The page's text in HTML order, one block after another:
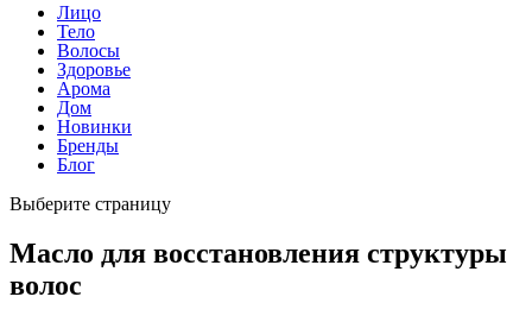
Лицо
Тело
Волосы
Здоровье
Арома
Дом
Новинки
Бренды
Блог
Выберите страницу
Масло для восстановления структуры
волос